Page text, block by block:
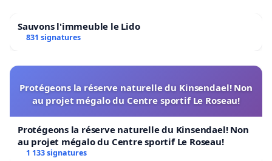
Sauvons l'immeuble le Lido
831 signatures
Protégeons la réserve naturelle du Kinsendael! Non
au projet mégalo du Centre sportif Le Roseau!
Protégeons la réserve naturelle du Kinsendael! Non
au projet mégalo du Centre sportif Le Roseau!
1 133 signatures